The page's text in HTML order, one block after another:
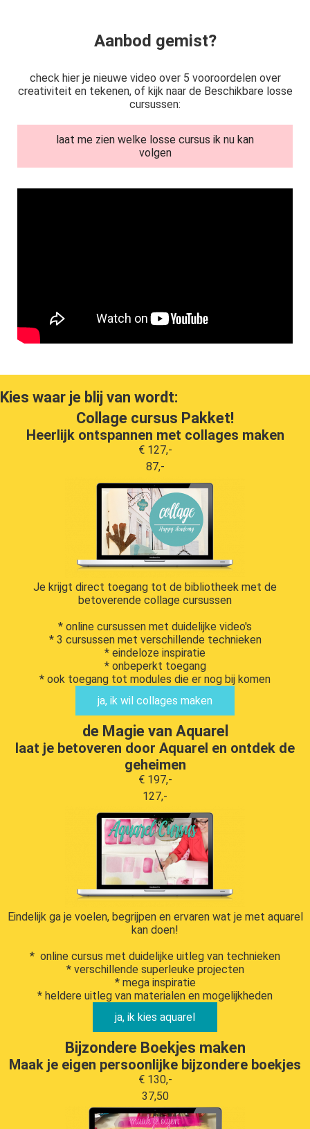
Aanbod gemist?
check hier je nieuwe video over 5 vooroordelen over
creativiteit en tekenen, of kijk naar de Beschikbare losse
cursussen:
laat me zien welke losse cursus ik nu kan
volgen
Kies waar je blij van wordt:
Collage cursus Pakket!
Heerlijk ontspannen met collages maken
€ 127,-
87,-
Je krijgt direct toegang tot de bibliotheek met de
betoverende collage cursussen
* online cursussen met duidelijke video's
* 3 cursussen met verschillende technieken
* eindeloze inspiratie
* onbeperkt toegang
* ook toegang tot modules die er nog bij komen
ja, ik wil collages maken
de Magie van Aquarel
laat je betoveren door Aquarel en ontdek de
geheimen
€ 197,-
127,-
Eindelijk ga je voelen, begrijpen en ervaren wat je met aquarel
kan doen!
* online cursus met duidelijke uitleg van technieken
* verschillende superleuke projecten
* mega inspiratie
* heldere uitleg van materialen en mogelijkheden
ja, ik kies aquarel
Bijzondere Boekjes maken
Maak je eigen persoonlijke bijzondere boekjes
€ 130,-
37,50